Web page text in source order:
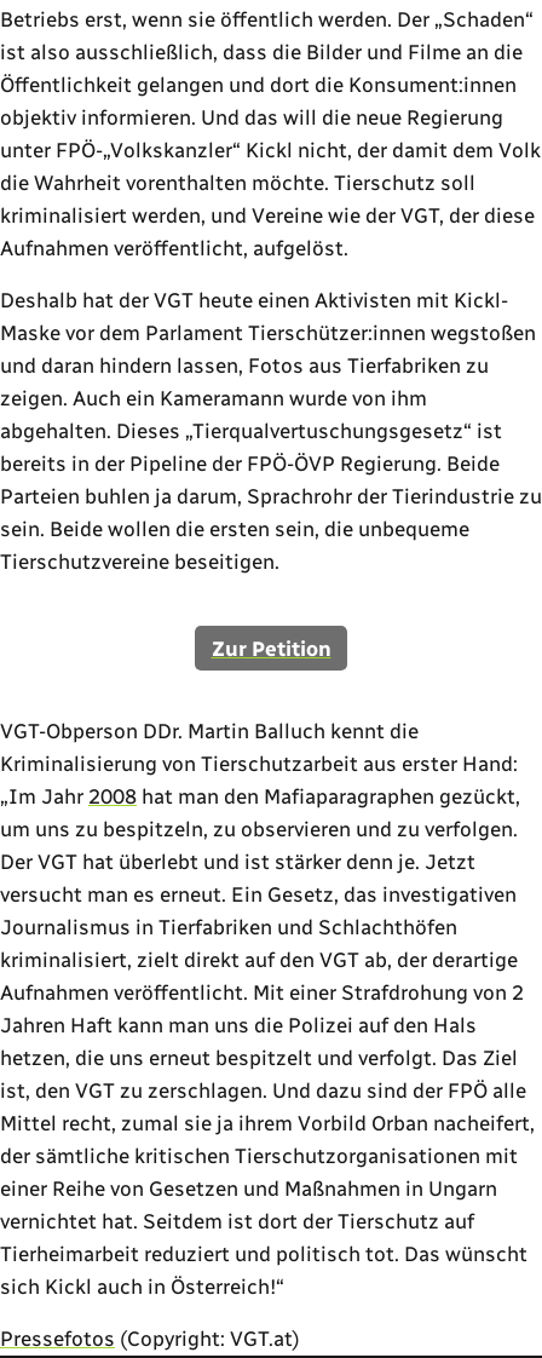
Betriebs erst, wenn sie öffentlich werden. Der Schaden
ist also ausschließlich, dass die Bilder und Filme an die
Öffentlichkeit gelangen und dort die Konsument:innen
objektiv informieren. Und das will die neue Regierung
unter FPÖ- Volkskanzler Kickl nicht, der damit dem Volk
die Wahrheit vorenthalten möchte. Tierschutz soll
kriminalisiert werden, und Vereine wie der VGT, der diese
Aufnahmen veröffentlicht, aufgelöst.
Deshalb hat der VGT heute einen Aktivisten mit Kickl-
Maske vor dem Parlament Tierschützer:innen wegstoßen
und daran hindern lassen, Fotos aus Tierfabriken zu
zeigen. Auch ein Kameramann wurde von ihm
abgehalten. Dieses Tierqualvertuschungsgesetz
ist
bereits in der Pipeline der FPÖ-ÖVP Regierung. Beide
Parteien buhlen ja darum, Sprachrohr der Tierindustrie zu
sein. Beide wollen die ersten sein, die unbequeme
Tierschutzvereine beseitigen.
Zur Petition
VGT-Obperson DDr. Martin Balluch kennt die
Kriminalisierung von Tierschutzarbeit aus erster Hand:
Im Jahr 2008 hat man den Mafiaparagraphen gezückt,
um uns zu bespitzeln, zu observieren und zu verfolgen.
Der VGT hat überlebt und ist stärker denn je. Jetzt
versucht man es erneut. Ein Gesetz, das investigativen
Journalismus in Tierfabriken und Schlachthöfen
kriminalisiert, zielt direkt auf den VGT ab, der derartige
Aufnahmen veröffentlicht. Mit einer Strafdrohung von 2
Jahren Haft kann man uns die Polizei auf den Hals
hetzen, die uns erneut bespitzelt und verfolgt. Das Ziel
ist, den VGT zu zerschlagen. Und dazu sind der FPÖ alle
Mittel recht, zumal sie ja ihrem Vorbild Orban nacheifert,
der sämtliche kritischen Tierschutzorganisationen mit
einer Reihe von Gesetzen und Maßnahmen in Ungarn
vernichtet hat. Seitdem ist dort der Tierschutz auf
Tierheimarbeit reduziert und politisch tot. Das wünscht
sich Kickl auch in Österreich!
Pressefotos (Copyright: VGT.at)